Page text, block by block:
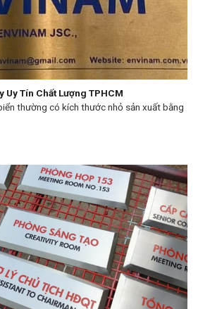
Uy Tín Chất Lượng TPHCM
thường có kích thước nhỏ sản xuất bằng